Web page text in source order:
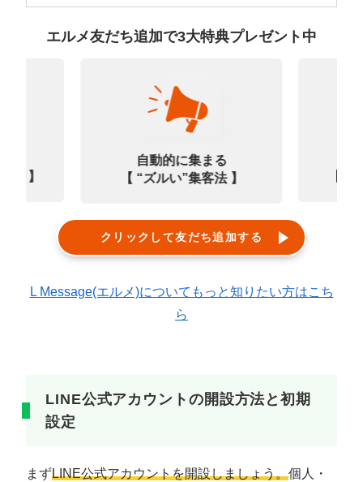
エルメ友だち追加で3大特典プレゼント中
選 】
自動的に集まる
【 “ズルい”集客法 】
クリックして友だち追加する
L Message(エルメ)についてもっと知りたい方はこち
ら
LINE公式アカウントの開設方法と初期
設定
まずLINE公式アカウントを開設しましょう。個人・